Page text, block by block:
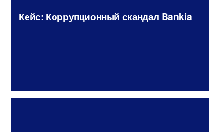
Кейс: Коррупционный скандал Bankia